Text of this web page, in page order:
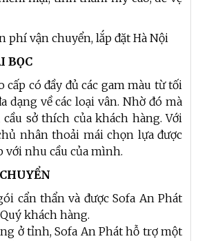
phí vận chuyển, lắp đặt Hà Nội
BỌC
cấp có đầy đủ các gam màu từ tối
dạng về các loại vân. Nhờ đó mà
sở thích của khách hàng. Với
nhân thoải mái chọn lựa được
với nhu cầu của mình.
cẩn thẩn và được Sofa An Phát
khách hàng.
ở tỉnh, Sofa An Phát hỗ trợ một